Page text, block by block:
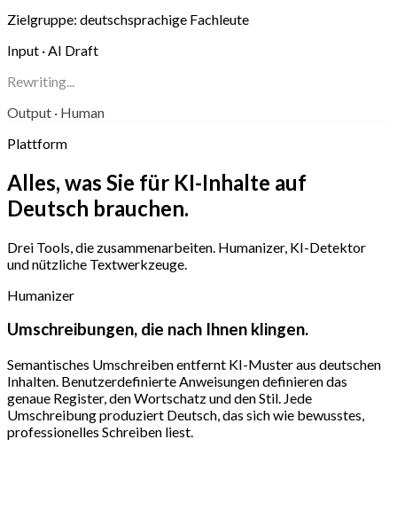
Zielgruppe: deutschsprachige Fachleute
Input · AI Draft
Rewriting...
Output · Human
Plattform
Alles, was Sie für KI-Inhalte auf
Deutsch brauchen.
Drei Tools, die zusammenarbeiten. Humanizer, KI-Detektor
und nützliche Textwerkzeuge.
Humanizer
Umschreibungen, die nach Ihnen klingen.
Semantisches Umschreiben entfernt KI-Muster aus deutschen
Inhalten. Benutzerdefinierte Anweisungen definieren das
genaue Register, den Wortschatz und den Stil. Jede
Umschreibung produziert Deutsch, das sich wie bewusstes,
professionelles Schreiben liest.